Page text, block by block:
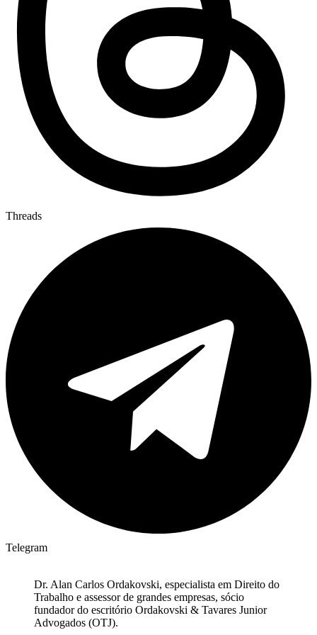
Threads
Telegram
Dr. Alan Carlos Ordakovski, especialista em Direito do
Trabalho e assessor de grandes empresas, sócio
fundador do escritório Ordakovski & Tavares Junior
Advogados (OTJ).